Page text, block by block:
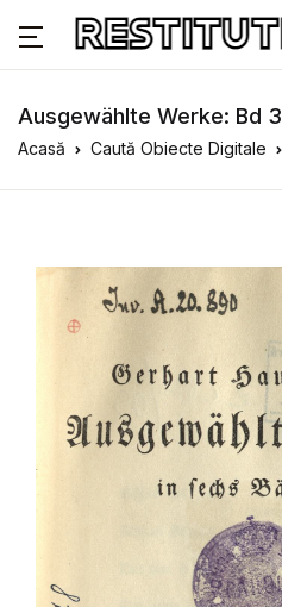
Ausgewählte Werke: Bd 3
Acasă Caută Obiecte Digitale